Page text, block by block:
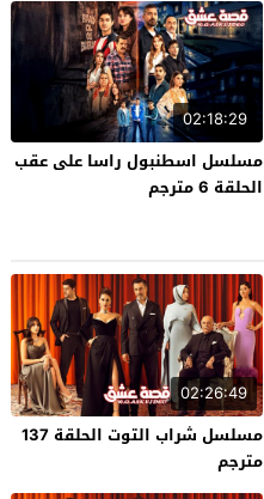
02:18:29
مسلسل اسطنبول راسا على عقب
الحلقة 6 مترجم
02:26:49
مسلسل شراب التوت الحلقة 137
مترجم